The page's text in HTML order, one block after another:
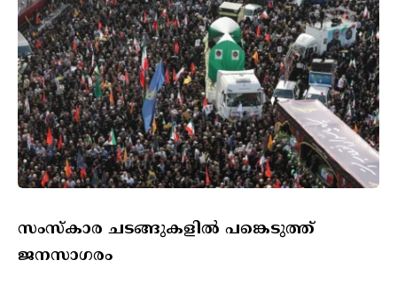
സംസ്‌കാര ചടങ്ങുകളില്‍ പങ്കെടുത്ത്
ജനസാഗരം